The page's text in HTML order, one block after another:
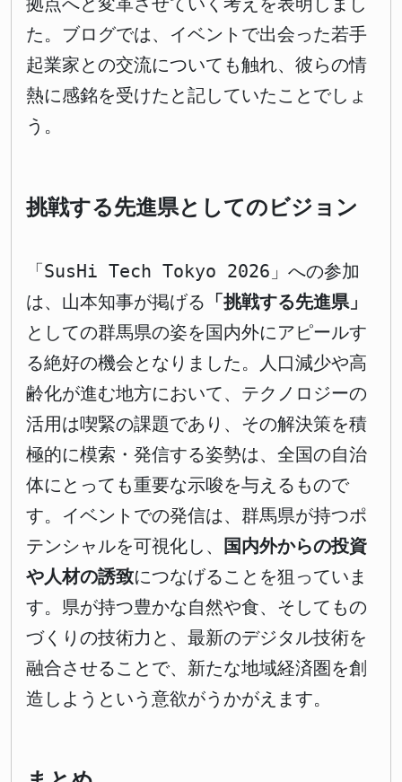
た。ブログでは、イベントで出会った若手
起業家との交流についても触れ、彼らの情
熱に感銘を受けたと記していたことでしょ
う。
挑戦する先進県としてのビジョン
「SusHi Tech Tokyo 2026」への参加
は、山本知事が掲げる 「挑戦する先進県」
としての群馬県の姿を国内外にアピールす
る絶好の機会となりました。人口減少や高
齢化が進む地方において、テクノロジーの
活用は喫緊の課題であり、その解決策を積
極的に模索・発信する姿勢は、全国の自治
体にとっても重要な示唆を与えるもので
す。イベントでの発信は、群馬県が持つポ
テンシャルを可視化し、
国内外からの投資
や人材の誘致につなげることを狙っていま
す。県が持つ豊かな自然や食、そしてもの
づくりの技術力と、最新のデジタル技術を
融合させることで、新たな地域経済圏を創
造しようという意欲がうかがえます。